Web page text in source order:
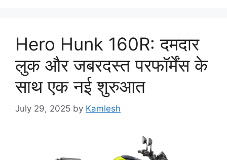
Hero Hunk 160R: दमदार
लुक और जबरदस्त परफॉर्मेंस के
साथ एक नई शुरुआत
July 29, 2025 by Kamlesh